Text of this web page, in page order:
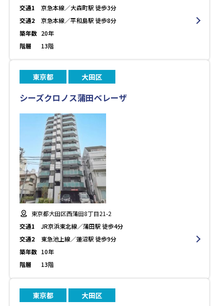
交通1
京急本線／大森町駅 徒歩3分
交通2
京急本線／平和島駅 徒歩8分
築年数 20年
階層
13階
東京都 大田区
シーズクロノス蒲田ベレーザ
東京都大田区西蒲田8丁目21-2
交通1
JR京浜東北線／蒲田駅 徒歩4分
交通2
東急池上線／蓮沼駅 徒歩9分
築年数 10年
階層
13階
東京都 大田区